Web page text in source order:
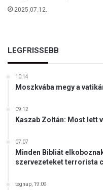
k
r
n
y
k
m
t
2025.07.12.
LEGFRISSEBB
10:14
Moszkvába megy a
09:12
Kaszab Zoltán: Most lett
07:07
Minden Bibliát
szervezeteket terrorista
tegnap, 19:09